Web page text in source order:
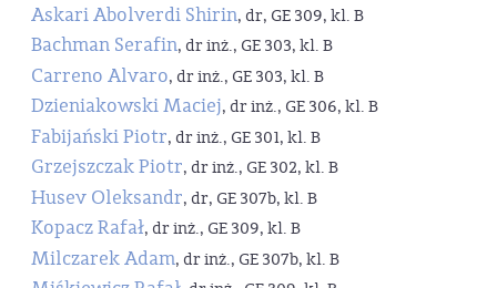
Askari Abolverdi Shirin, dr, GE 309, kl. B
Bachman Serafin, dr inż., GE 303, kl. B
Carreno Alvaro, dr inż., GE 303, kl. B
Dzieniakowski Maciej, dr inż., GE 306, kl. B
Fabijański Piotr, dr inż., GE 301, kl. B
Grzejszczak Piotr, dr inż., GE 302, kl. B
Husev Oleksandr, dr, GE 307b, kl. B
Kopacz Rafał, dr inż., GE 309, kl. B
Milczarek Adam, dr inż., GE 307b, kl. B